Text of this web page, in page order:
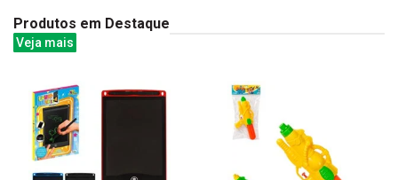
Produtos em Destaque
Veja mais